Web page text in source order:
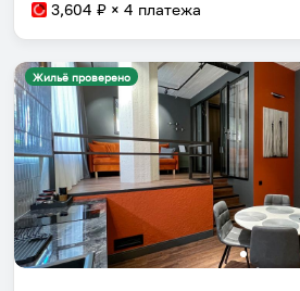
3,604 ₽ × 4 платежа
Жильё проверено